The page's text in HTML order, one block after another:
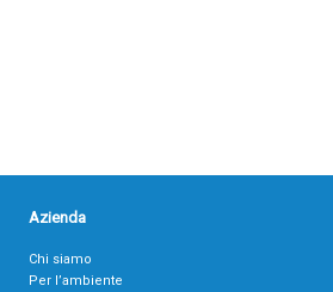
Azienda
Chi siamo
Per l’ambiente